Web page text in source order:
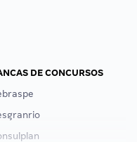
DE CONCURSOS